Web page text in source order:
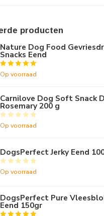
producten
Nature Dog Food
Snacks Eend
Op voorraad
Carnilove Dog Soft Snack
Rosemary 200 g
Op voorraad
DogsPerfect Jerky Eend
Op voorraad
DogsPerfect Pure
Eend 150gr